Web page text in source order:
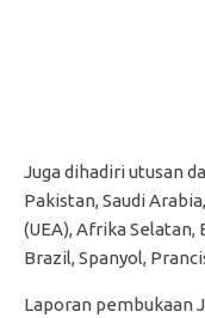
Juga dihadiri utusan
Pakistan, Saudi
(UEA), Afrika Selatan,
Brazil, Spanyol,
Laporan pembukaan